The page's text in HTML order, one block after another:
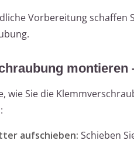
Vorbereitung schaffen
wie Sie die
aufschieben: Schieben